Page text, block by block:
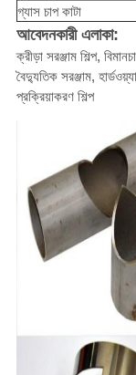
গ্যাস চাপ কাটা
আবেদনকারী এলাকা:
ক্রীড়া সরঞ্জাম শিল্প,
বৈদ্যুতিক সরঞ্জাম,
প্রক্রিয়াকরণ শিল্প